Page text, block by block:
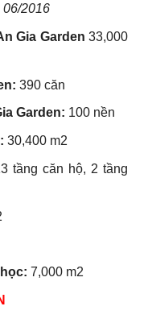
06/2016
Gia Garden 33,000
390 căn
Garden: 100 nền
30,400 m2
tầng căn hộ, 2 tầng
7,000 m2